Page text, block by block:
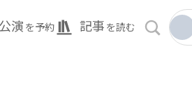
公演 を予約 記事 を読む